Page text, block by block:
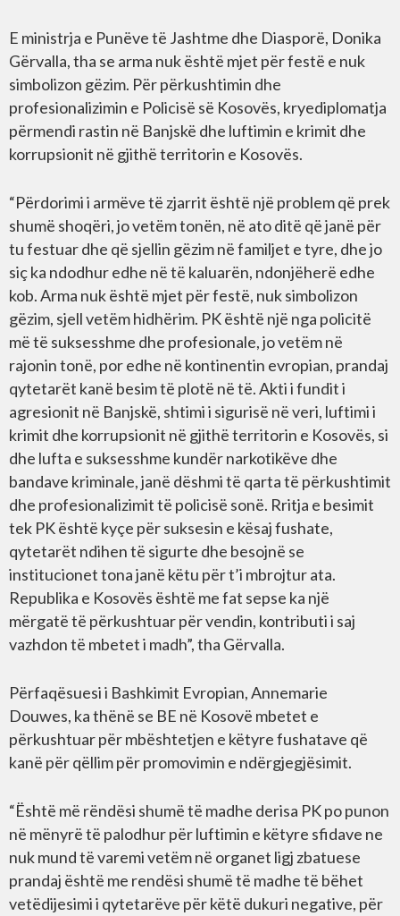
E ministrja e Punëve të Jashtme dhe Diasporë, Donika
Gërvalla, tha se arma nuk është mjet për festë e nuk
simbolizon gëzim. Për përkushtimin dhe
profesionalizimin e Policisë së Kosovës, kryediplomatja
përmendi rastin në Banjskë dhe luftimin e krimit dhe
korrupsionit në gjithë territorin e Kosovës.
“Përdorimi i armëve të zjarrit është një problem që prek
shumë shoqëri, jo vetëm tonën, në ato ditë që janë për
tu festuar dhe që sjellin gëzim në familjet e tyre, dhe jo
siç ka ndodhur edhe në të kaluarën, ndonjëherë edhe
kob. Arma nuk është mjet për festë, nuk simbolizon
gëzim, sjell vetëm hidhërim. PK është një nga policitë
më të suksesshme dhe profesionale, jo vetëm në
rajonin tonë, por edhe në kontinentin evropian, prandaj
qytetarët kanë besim të plotë në të. Akti i fundit i
agresionit në Banjskë, shtimi i sigurisë në veri, luftimi i
krimit dhe korrupsionit në gjithë territorin e Kosovës, si
dhe lufta e suksesshme kundër narkotikëve dhe
bandave kriminale, janë dëshmi të qarta të përkushtimit
dhe profesionalizimit të policisë sonë. Rritja e besimit
tek PK është kyçe për suksesin e kësaj fushate,
qytetarët ndihen të sigurte dhe besojnë se
institucionet tona janë këtu për t’i mbrojtur ata.
Republika e Kosovës është me fat sepse ka një
mërgatë të përkushtuar për vendin, kontributi i saj
vazhdon të mbetet i madh”, tha Gërvalla.
Përfaqësuesi i Bashkimit Evropian, Annemarie
Douwes, ka thënë se BE në Kosovë mbetet e
përkushtuar për mbështetjen e këtyre fushatave që
kanë për qëllim për promovimin e ndërgjegjësimit.
“Është më rëndësi shumë të madhe derisa PK po punon
në mënyrë të palodhur për luftimin e këtyre sfidave ne
nuk mund të varemi vetëm në organet ligj zbatuese
prandaj është me rendësi shumë të madhe të bëhet
vetëdijesimi i qytetarëve për këtë dukuri negative, për